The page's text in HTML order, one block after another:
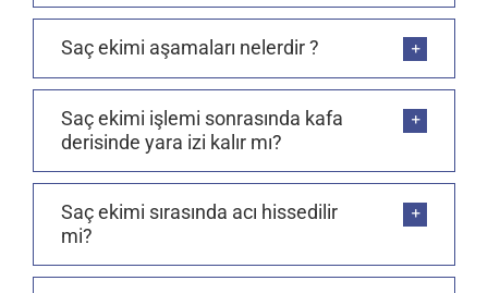
Saç ekimi aşamaları nelerdir ?
Saç ekimi işlemi sonrasında kafa
derisinde yara izi kalır mı?
Saç ekimi sırasında acı hissedilir
mi?